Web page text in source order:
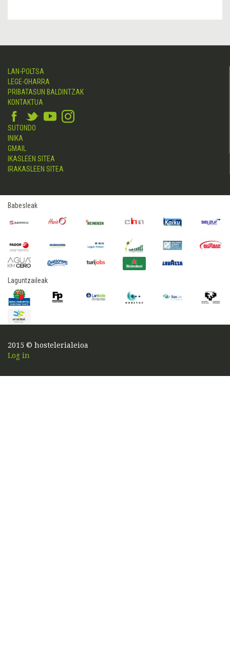
LAN-POLTSA
LEGE-OHARRA
PRIBATASUN BALDINTZAK
KONTAKTUA
SUTONDO
INIKA
GMAIL
IKASLEEN SITEA
IRAKASLEEN SITEA
Babesleak
Laguntzaileak
2015 © hostelerialeioa
Log in